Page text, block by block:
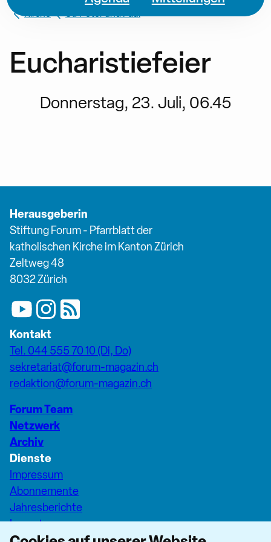
Kirche St. Peter und Paul
Eucharistiefeier
Donnerstag, 23. Juli, 06.45
Herausgeberin
Stiftung Forum - Pfarrblatt der
katholischen Kirche im Kanton Zürich
Zeltweg 48
8032 Zürich
Kontakt
Tel. 044 555 70 10 (Di, Do)
sekretariat@forum-magazin.ch
redaktion@forum-magazin.ch
Forum Team
Netzwerk
Archiv
Dienste
Impressum
Abonnemente
Jahresberichte
Inserate